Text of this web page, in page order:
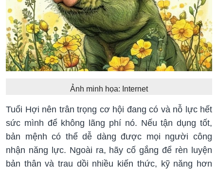
Ảnh minh họa: Internet
Tuổi Hợi nên trân trọng cơ hội đang có và nỗ lực hết
sức mình để không lãng phí nó. Nếu tận dụng tốt,
bản mệnh có thể dễ dàng được mọi người công
nhận năng lực. Ngoài ra, hãy cố gắng để rèn luyện
bản thân và trau dồi nhiều kiến thức, kỹ năng hơn